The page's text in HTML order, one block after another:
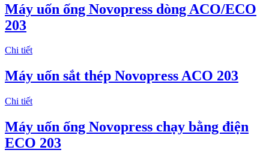
Máy uốn ống Novopress dòng ACO/ECO
203
Chi tiết
Máy uốn sắt thép Novopress ACO 203
Chi tiết
Máy uốn ống Novopress chạy bằng điện
ECO 203